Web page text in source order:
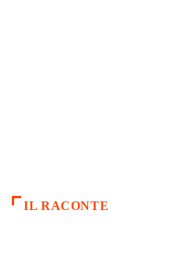
IL RACONTE